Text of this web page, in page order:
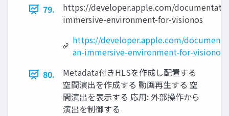
79.
https://developer.apple.com/
immersive-environment-for-visionos
https://developer.apple.com/
an-immersive-environment-for-visionos
80.
Metadata付きHLSを作成し配置する
空間演出を作成する 動画再生する 空
間演出を表示する 応用: 外部操作から
演出を制御する